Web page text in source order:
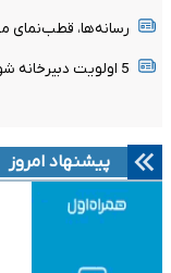
رسانه‌ها، قطب‌نمای
5 اولویت دبیرخانه شورایعالی برای تحول در مناطق آزاد
پیشنهاد امروز